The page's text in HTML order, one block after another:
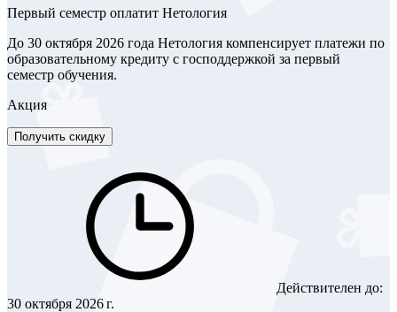
Первый семестр оплатит Нетология
До 30 октября 2026 года Нетология компенсирует платежи по
образовательному кредиту с господдержкой за первый
семестр обучения.
Акция
Получить скидку
Действителен до:
30 октября 2026 г.